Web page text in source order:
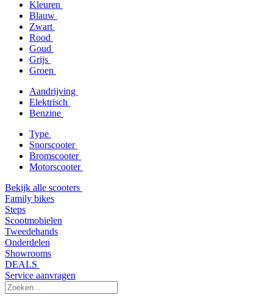
Kleuren
Blauw
Zwart
Rood
Goud
Grijs
Groen
Aandrijving
Elektrisch
Benzine
Type
Snorscooter
Bromscooter
Motorscooter
Bekijk alle scooters
Family bikes
Steps
Scootmobielen
Tweedehands
Onderdelen
Showrooms
DEALS
Service aanvragen